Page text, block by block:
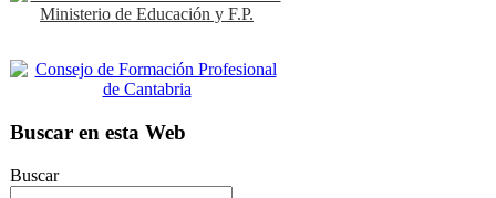
Buscar en esta Web
Buscar